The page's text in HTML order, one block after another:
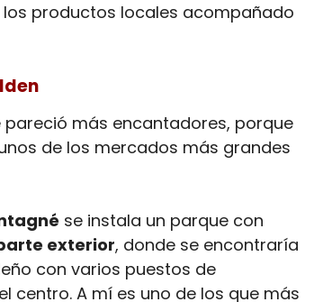
productos locales acompañado
más encantadores, porque
de los mercados más grandes
se instala un parque con
exterior, donde se encontraría
con varios puestos de
centro. A mí es uno de los que más